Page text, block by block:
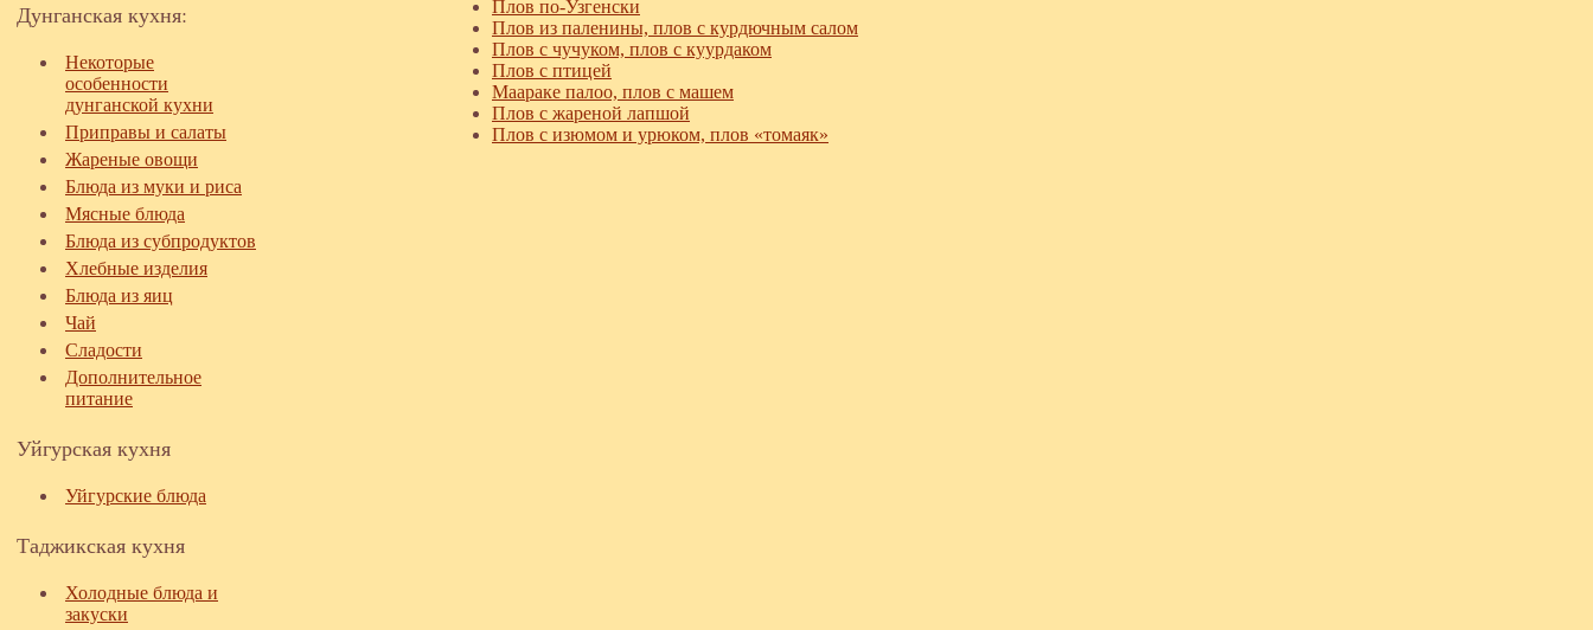
Дунганская кухня:
Некоторые
особенности
дунганской кухни
Приправы и салаты
Жареные овощи
Блюда из муки и риса
Мясные блюда
Блюда из субпродуктов
Хлебные изделия
Блюда из яиц
Чай
Сладости
Дополнительное
питание
Уйгурская кухня
Уйгурские блюда
Таджикская кухня
Холодные блюда и
закуски
Плов по-Узгенски
Плов из паленины, плов с курдючным салом
Плов с чучуком, плов с куурдаком
Плов с птицей
Маараке палоо, плов с машем
Плов с жареной лапшой
Плов с изюмом и урюком, плов «томаяк»